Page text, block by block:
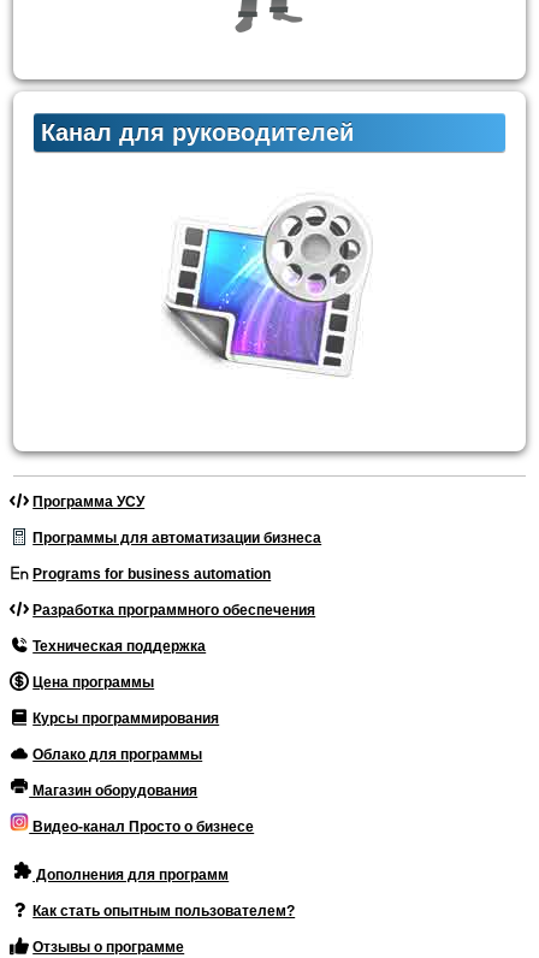
Канал для руководителей
Программа УСУ
Программы для автоматизации бизнеса
Programs for business automation
Разработка программного обеспечения
Техническая поддержка
Цена программы
Курсы программирования
Облако для программы
Магазин оборудования
Видео-канал Просто о бизнесе
Дополнения для программ
Как стать опытным пользователем?
Отзывы о программе